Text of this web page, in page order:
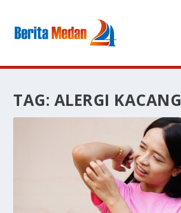
TAG: ALERGI KACANG